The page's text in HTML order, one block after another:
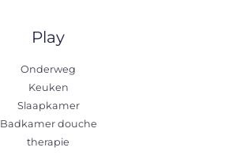
Play
Onderweg
Keuken
Slaapkamer
Badkamer douche
therapie